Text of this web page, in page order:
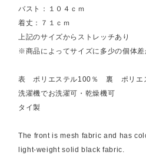
バスト：１０４ｃｍ
着丈：７１ｃｍ
上記のサイズからストレッチあり
※商品によってサイズに多少の個体差
表 ポリエステル100％ 裏 ポリエ
洗濯機でお洗濯可・乾燥機可
タイ製
The front is mesh fabric and has
light-weight solid black fabric.